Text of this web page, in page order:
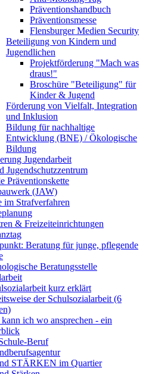
Präventionshandbuch
Präventionsmesse
Flensburger Medien Security
Beteiligung von Kindern und
Jugendlichen
Projektförderung "Mach was
draus!"
Broschüre "Beteiligung" für
Kinder & Jugend
Förderung von Vielfalt, Integration
und Inklusion
Bildung für nachhaltige
Entwicklung (BNE) / Ökologische
Bildung
Jugendarbeit
Jugendschutzzentrum
Präventionskette
(JAW)
im Strafverfahren
& Freizeiteinrichtungen
Beratung für junge, pflegende
Beratungsstelle
kurz erklärt
der Schulsozialarbeit (6
ich wo ansprechen - ein
Beruf
STÄRKEN im Quartier